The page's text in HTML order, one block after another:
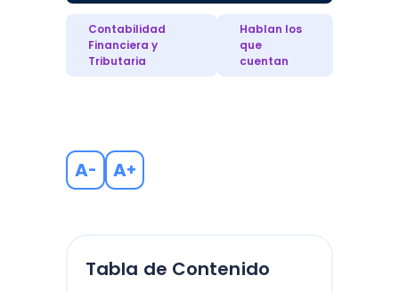
Contabilidad
Financiera y
Tributaria
Hablan los
que
cuentan
A- A+
Tabla de Contenido